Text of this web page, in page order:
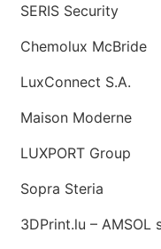
SERIS Security
Chemolux McBride
LuxConnect S.A.
Maison Moderne
LUXPORT Group
Sopra Steria
3DPrint.lu – AMSOL